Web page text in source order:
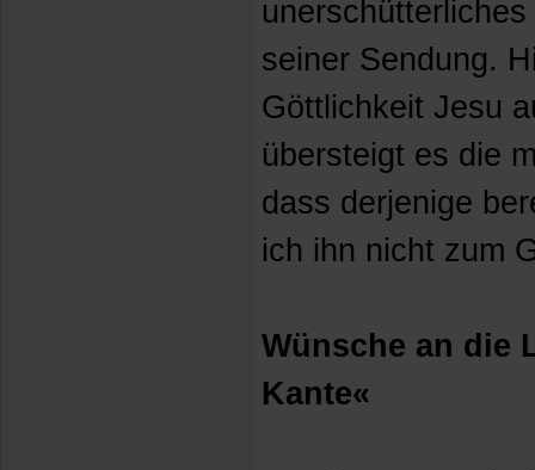
seiner Sendung.
Göttlichkeit Jesu
übersteigt es die
dass derjenige
ich ihn nicht zum
Wünsche an die
Kante«